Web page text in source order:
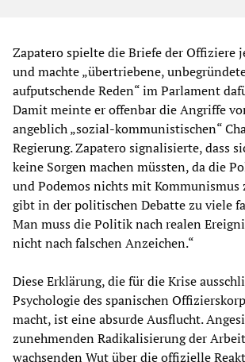
Zapatero spielte die Briefe der Offiziere
und machte „übertriebene,
aufputschende Reden“ im Parlament
Damit meinte er offenbar die Angriffe
angeblich „sozial-kommunistischen“
Regierung. Zapatero signalisierte, dass
keine Sorgen machen müssten, da die
und Podemos nichts mit Kommunismus
gibt in der politischen Debatte zu viele
Man muss die Politik nach realen
nicht nach falschen Anzeichen.“
Diese Erklärung, die für die Krise
Psychologie des spanischen
macht, ist eine absurde Ausflucht.
zunehmenden Radikalisierung der
wachsenden Wut über die offizielle